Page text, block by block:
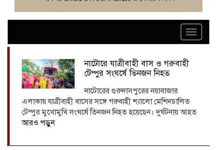
Toggle
নাটোরে যাত্রীবাহী বাস ও গরুবাহী
টেম্পুর সংঘর্ষে তিনজন নিহত
নাটোরের গুরুদাসপুরের নয়াবাজার
এলাকায় যাত্রীবাহী বাসের সঙ্গে গরুবাহী শ্যালো মেশিনচালিত
টেম্পুর মুখোমুখি সংঘর্ষে তিনজন নিহত হয়েছেন। দুর্ঘটনায় আহত
আরও পড়ুন